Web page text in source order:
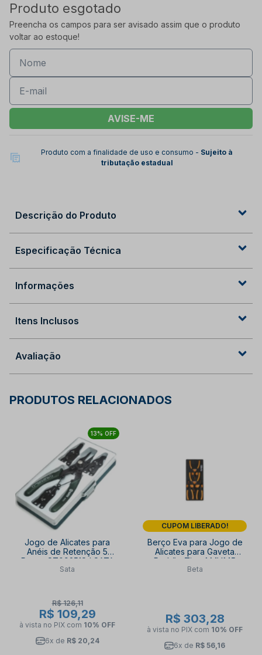
Produto esgotado
Preencha os campos para ser avisado assim que o produto
voltar ao estoque!
AVISE-ME
Produto com a finalidade de uso e consumo - Sujeito à
tributação estadual
Descrição do Produto
Especificação Técnica
Informações
Itens Inclusos
Avaliação
PRODUTOS RELACIONADOS
13% OFF
Jogo de Alicates para
Anéis de Retenção 5
Peças ST09251SJ SATA
Sata
R$ 126,11
R$ 109,29
à vista no PIX com 10% OFF
6x de R$ 20,24
CUPOM LIBERADO!
Berço Eva para Jogo de
Alicates para Gaveta
Padrão Tipo 1 MV145
BETA
Beta
R$ 303,28
à vista no PIX com 10% OFF
6x de R$ 56,16